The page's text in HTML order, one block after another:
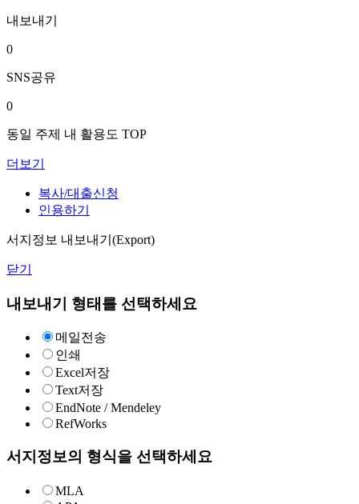
내보내기
0
SNS공유
0
동일 주제 내 활용도 TOP
더보기
복사/대출신청
인용하기
서지정보 내보내기(Export)
닫기
내보내기 형태를 선택하세요
메일전송
인쇄
Excel저장
Text저장
EndNote / Mendeley
RefWorks
서지정보의 형식을 선택하세요
MLA